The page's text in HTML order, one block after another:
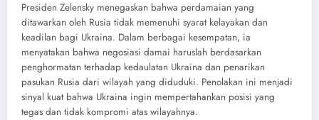
Presiden Zelensky menegaskan bahwa perdamaian yang
ditawarkan oleh Rusia tidak memenuhi syarat kelayakan dan
keadilan bagi Ukraina. Dalam berbagai kesempatan, ia
menyatakan bahwa negosiasi damai haruslah berdasarkan
penghormatan terhadap kedaulatan Ukraina dan penarikan
pasukan Rusia dari wilayah yang diduduki. Penolakan ini menjadi
sinyal kuat bahwa Ukraina ingin mempertahankan posisi yang
tegas dan tidak kompromi atas wilayahnya.